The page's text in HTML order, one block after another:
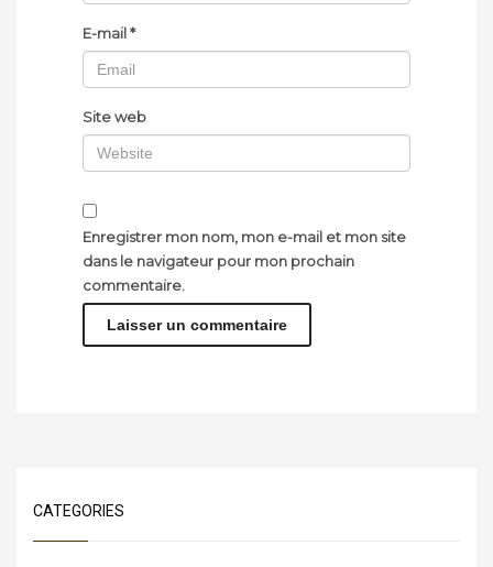
E-mail*
Site web
Enregistrer mon nom, mon e-mail et mon site
dans le navigateur pour mon prochain
commentaire.
CATEGORIES